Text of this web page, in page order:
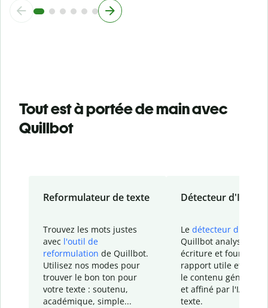
Tout est à portée de main avec
Quillbot
Reformulateur de texte
Trouvez les mots justes
avec l'outil de
reformulation de Quillbot.
Utilisez nos modes pour
trouver le bon ton pour
votre texte : soutenu,
académique, simple...
Détecteur d'IA
Le détecteur d'IA
Quillbot analyse votre
écriture et fournit un
rapport utile et
le contenu généré
et affiné par l'IA
texte.